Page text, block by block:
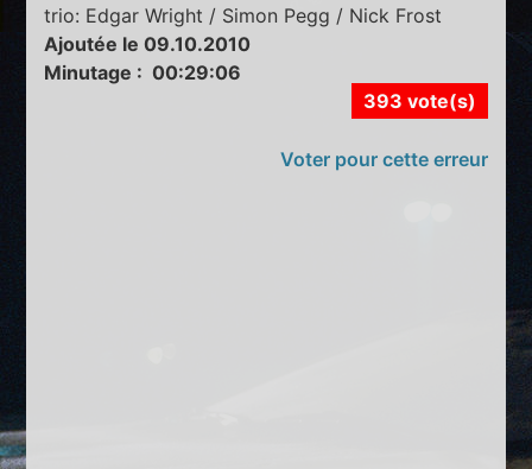
trio: Edgar Wright / Simon Pegg / Nick Frost
Ajoutée le 09.10.2010
Minutage : 00:29:06
393 vote(s)
Voter pour cette erreur